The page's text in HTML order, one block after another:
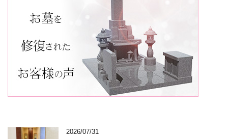
2026/07/31